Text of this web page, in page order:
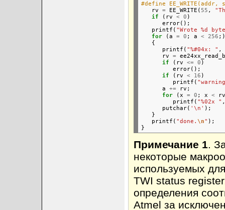
#define
rv = EE_WRITE( 55 ,
if (rv < 0 )
      error();
   printf(
"Wrote %d
for (a = 0 ; a < 256 ;)
   {
      printf(
"%#04x: " ,
      rv
=
if (rv <= 0 )
         error();
if (rv < 16 )
         printf(
      a
+= rv;
for (x = 0 ; x <
         printf(
"%02x "
      putchar(
'\n' );
   }
   printf(
"done. \n" );
Примечание 1.
некоторые
используемых
TWI status
определения
Atmel за